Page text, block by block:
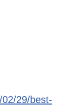
29/best-